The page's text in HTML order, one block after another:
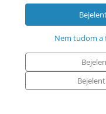
Nem tudom a